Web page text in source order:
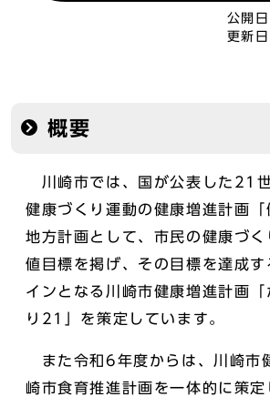
公開日
更新日
概要
川崎市では、国が公表した21
健康づくり運動の健康増進計画
地方計画として、市民の健康づ
値目標を掲げ、その目標を達成す
インとなる川崎市健康増進計画「
り21」を策定しています。
また令和6年度からは、川崎市
崎市食育推進計画を一体的に策